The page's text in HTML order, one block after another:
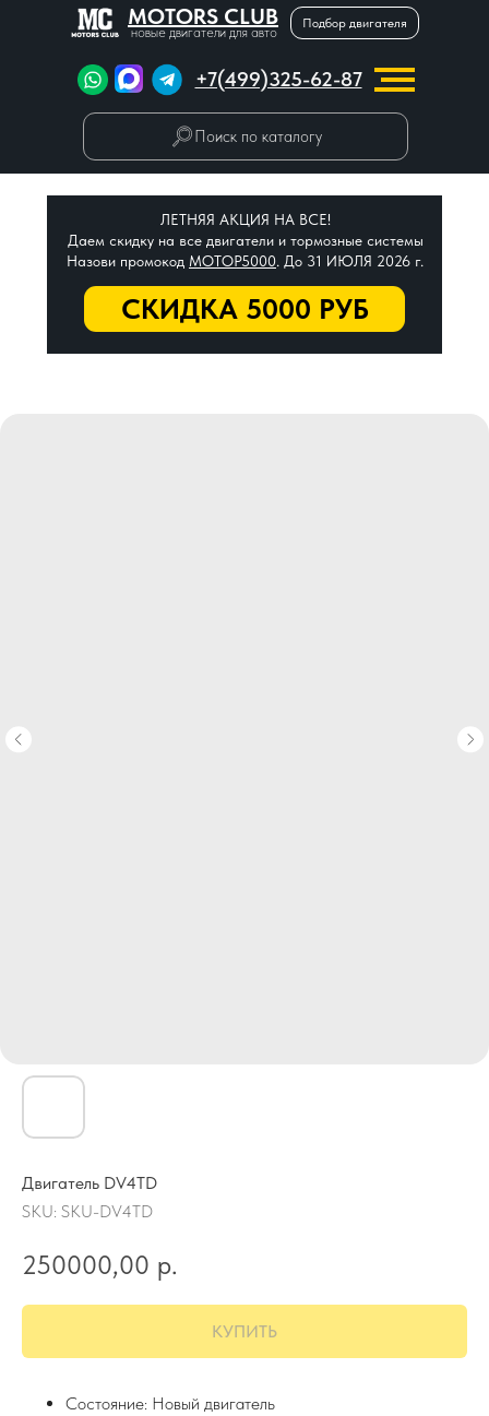
MOTORS CLUB
новые двигатели для авто
Подбор двигателя
+7(499)325-62-87
Поиск по каталогу
СКИДКА 5000 РУБ
ЛЕТНЯЯ АКЦИЯ НА ВСЕ!
Даем скидку на все двигатели и тормозные системы
Назови промокод МОТОР5000. До 31 ИЮЛЯ 2026 г.
Двигатель DV4TD
SKU: SKU-DV4TD
250000,00 р.
КУПИТЬ
Состояние: Новый двигатель